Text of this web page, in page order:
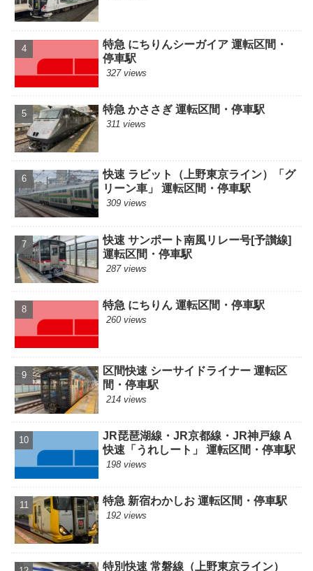
特急 にちりんシーガイア 運転区間・
停車駅
327 views
特急 かささぎ 運転区間・停車駅
311 views
快速 ラビット（上野東京ライン）「グ
リーン車」 運転区間・停車駅
309 views
快速 サンポート南風リレー号[予讃線]
運転区間・停車駅
287 views
特急 にちりん 運転区間・停車駅
260 views
区間快速 シーサイドライナー 運転区
間・停車駅
214 views
JR琵琶湖線・JR京都線・JR神戸線 A
快速「うれしート」 運転区間・停車駅
198 views
特急 新宿わかしお 運転区間・停車駅
192 views
特別快速 常磐線（上野東京ライン）